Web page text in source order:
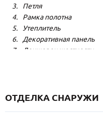
Петля
Рамка полотна
Утеплитель
Декоративная панель
Лонжерон жесткости
ОТДЕЛКА СНАРУЖИ